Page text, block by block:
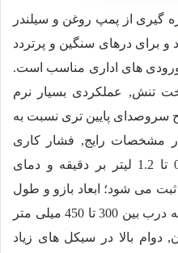
گیری از پمپ روغن و سیلندر
و برای درهای سنگین و پرتردد
های اداری مناسب است.
تنش, عملکردی بسیار نرم
سروصدای پایین تری نسبت به
در مشخصات رایج, فشار کاری
مدار 30 تا 60 بار, دبی پمپ 0.5 تا 1.2 لیتر بر دقیقه و دمای
-10 تا +60 درجه ثبت می شود؛ ابعاد بازو و طول
کورس سیلندر بسته به عرض لنگه درب بین 300 تا 450 میلی متر
بالا در سیکل های زیاد